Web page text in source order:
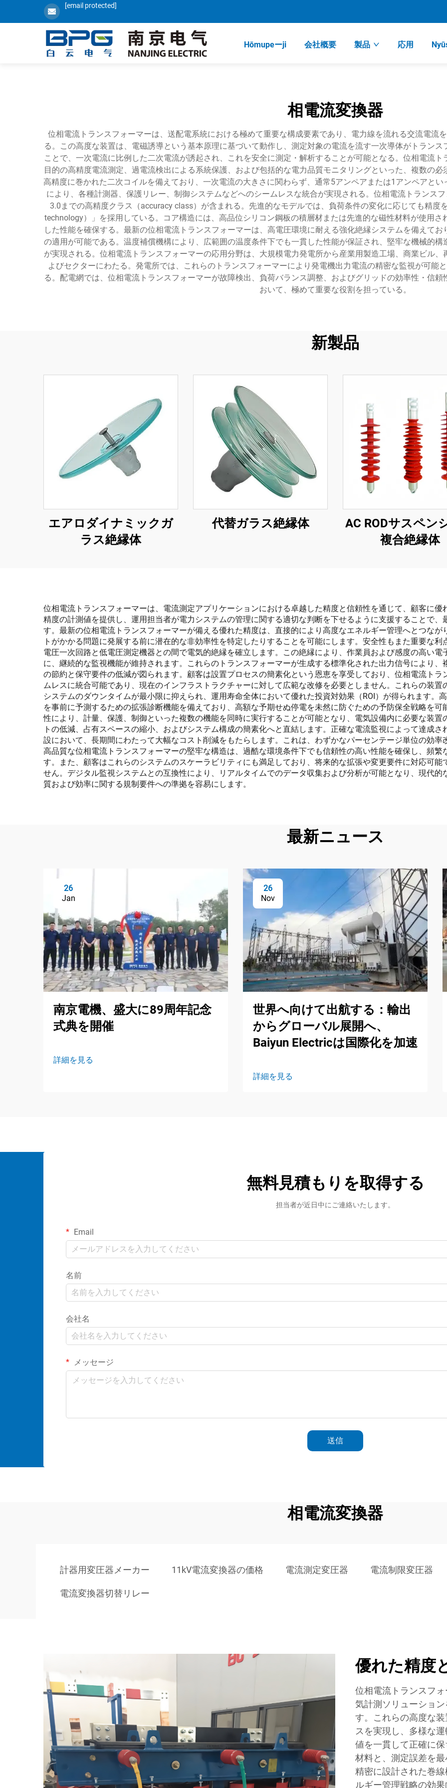
[email protected]
Hōmupeーji 会社概要 製品 応用
相電流変換器
位相電流トランスフォーマーは、送配電系統における極めて重要な構成要素であり、電力線を流れる交流電流
る。この高度な装置は、電磁誘導という基本原理に基づいて動作し、測定対象の電流を流す一次導体がトラン
ことで、一次電流に比例した二次電流が誘起され、これを安全に測定・解析することが可能となる。位相電流
目的の高精度電流測定、過電流検出による系統保護、および包括的な電力品質モニタリングといった、複数の必
高精度に巻かれた二次コイルを備えており、一次電流の大きさに関わらず、通常5アンペアまたは1アンペアと
により、各種計測器、保護リレー、制御システムなどへのシームレスな統合が実現される。位相電流トランス
3.0までの高精度クラス（accuracy class）が含まれる。先進的なモデルでは、負荷条件の変化に応じても精度
technology）」を採用している。コア構造には、高品位シリコン鋼板の積層材または先進的な磁性材料が使用
した性能を確保する。最新の位相電流トランスフォーマーは、高電圧環境に耐える強化絶縁システムを備えて
の適用が可能である。温度補償機構により、広範囲の温度条件下でも一貫した性能が保証され、堅牢な機械的
が実現される。位相電流トランスフォーマーの応用分野は、大規模電力発電所から産業用製造工場、商業ビル
よびセクターにわたる。発電所では、これらのトランスフォーマーにより発電機出力電流の精密な監視が可能
る。配電網では、位相電流トランスフォーマーが故障検出、負荷バランス調整、およびグリッドの効率性・信
おいて、極めて重要な役割を担っている。
新製品
エアロダイナミックガ
ラス絶縁体
代替ガラス絶縁体
AC RODサスペン
複合絶縁体
位相電流トランスフォーマーは、電流測定アプリケーションにおける卓越した精度と信頼性を通じて、顧客に
精度の計測値を提供し、運用担当者が電力システムの管理に関する適切な判断を下せるように支援することで、
す。最新の位相電流トランスフォーマーが備える優れた精度は、直接的により高度なエネルギー管理へとつな
トがかかる問題に発展する前に潜在的な非効率性を特定したりすることを可能にします。安全性もまた重要な
電圧一次回路と低電圧測定機器との間で電気的絶縁を確立します。この絶縁により、作業員および感度の高い
に、継続的な監視機能が維持されます。これらのトランスフォーマーが生成する標準化された出力信号により
の節約と保守要件の低減が図られます。顧客は設置プロセスの簡素化という恩恵を享受しており、位相電流ト
ムレスに統合可能であり、現在のインフラストラクチャーに対して広範な改修を必要としません。これらの装置
システムのダウンタイムが最小限に抑えられ、運用寿命全体において優れた投資対効果（ROI）が得られます。
を事前に予測するための拡張診断機能を備えており、高額な予期せぬ停電を未然に防ぐための予防保全戦略を
性により、計量、保護、制御といった複数の機能を同時に実行することが可能となり、電気設備内に必要な装
トの低減、占有スペースの縮小、およびシステム構成の簡素化へと直結します。正確な電流監視によって達成
設において、長期間にわたって大幅なコスト削減をもたらします。これは、わずかなパーセンテージ単位の効率
高品質な位相電流トランスフォーマーの堅牢な構造は、過酷な環境条件下でも信頼性の高い性能を確保し、頻
す。また、顧客はこれらのシステムのスケーラビリティにも満足しており、将来的な拡張や変更要件に対応可
せん。デジタル監視システムとの互換性により、リアルタイムでのデータ収集および分析が可能となり、現代
質および効率に関する規制要件への準拠を容易にします。
最新ニュース
26
Jan
南京電機、盛大に89周年記念
式典を開催
詳細を見る
26
Nov
世界へ向けて出航する：輸出
からグローバル展開へ、
Baiyun Electricは国際化を加速
詳細を見る
無料見積もりを取得する
担当者が近日中にご連絡いたします。
Email
名前
会社名
メッセージ
送信
相電流変換器
計器用変圧器メーカー 11kV電流変換器の価格 電流測定変圧器 電流制限変圧器
電流変換器切替リレー
優れた精度
位相電流トランスフ
気計測ソリューショ
す。これらの高度な
スを実現し、多様な
値を一貫して正確に
材料と、測定誤差を
精密に設計された巻
ルギー管理戦略の効